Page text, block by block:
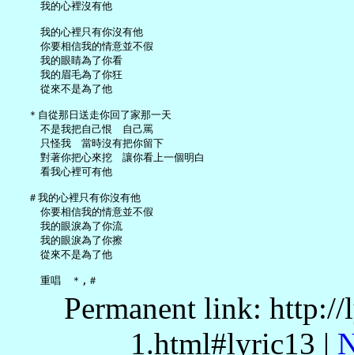
     我的心裡沒有他
     我的心裡只有你沒有他
     你要相信我的情意並不假
     我的眼睛為了你看
     我的眉毛為了你狂
     從來不是為了他
   ＊自從那日送走你回了家那一天
     不是我把自己恨　自己罵
     只怪我　當時沒有把你留下
     對著你把心來挖　讓你看上一個明白
     看我心裡可有他
   ＃我的心裡只有你沒有他
     你要相信我的情意並不假
     我的眼淚為了你流
     我的眼淚為了你擦
     從來不是為了他
Permanent link:
1.html#lyric13 |